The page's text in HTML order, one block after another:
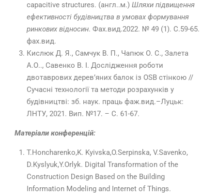
capacitive structures. (англ..м.) Шляхи підвищення
ефективності будівництва в умовах формування
ринкових відносин. Фах.вид.2022. № 49 (1). С.59-65.
фах.вид.
Кислюк Д. Я., Самчук В. П., Чапюк О. С., Залета
А.О.., Савенко В. І. Дослідження роботи
двотаврових дерев’яних балок із OSB стінкою //
Сучасні технології та методи розрахунків у
будівництві: зб. наук. праць фаж.вид.–Луцьк:
ЛНТУ, 2021. Вип. №17. – С. 61-67.
Матеріали конференцій:
T.Honcharenko,K. Kyivska,O.Serpinska, V.Savenko,
D.Kyslyuk,Y.Orlyk. Digital Transformation of the
Construction Design Based on the Building
Information Modeling and Internet of Things.